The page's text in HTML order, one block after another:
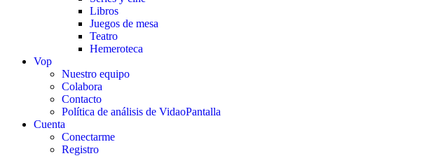
Libros
Juegos de mesa
Teatro
Hemeroteca
Vop
Nuestro equipo
Colabora
Contacto
Política de análisis de VidaoPantalla
Cuenta
Conectarme
Registro